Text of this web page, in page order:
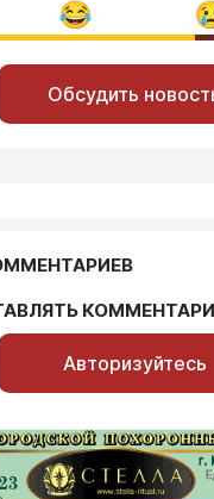
Обсудить
Авторизуйтесь